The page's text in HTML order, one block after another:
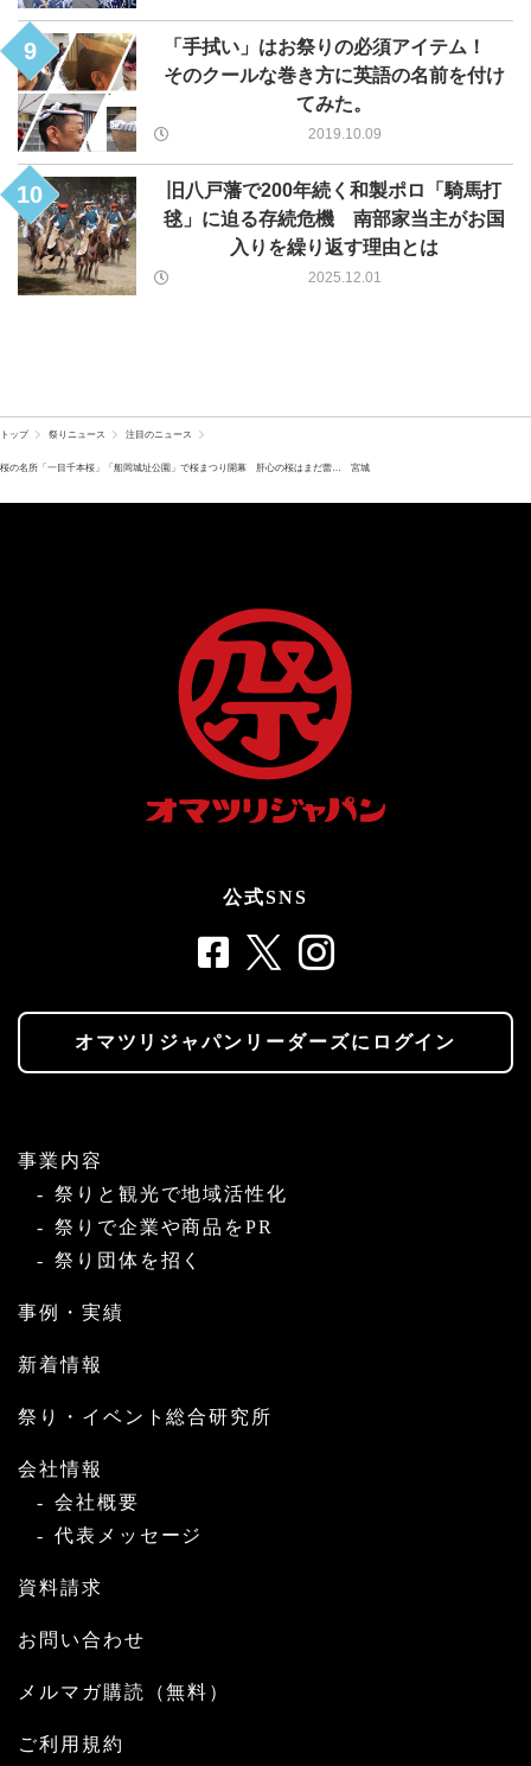
「手拭い」はお祭りの必須アイテム！
そのクールな巻き方に英語の名前を付け
てみた。
2019.10.09
9
旧八戸藩で200年続く和製ポロ「騎馬打
毬」に迫る存続危機 南部家当主がお国
入りを繰り返す理由とは
2025.12.01
10
トップ 祭りニュース 注目のニュース
桜の名所「一目千本桜」「船岡城址公園」で桜まつり開幕 肝心の桜はまだ蕾… 宮城
公式SNS
オマツリジャパンリーダーズにログイン
事業内容
祭りと観光で地域活性化
祭りで企業や商品をPR
祭り団体を招く
事例・実績
新着情報
祭り・イベント総合研究所
会社情報
会社概要
代表メッセージ
資料請求
お問い合わせ
メルマガ購読（無料）
ご利用規約